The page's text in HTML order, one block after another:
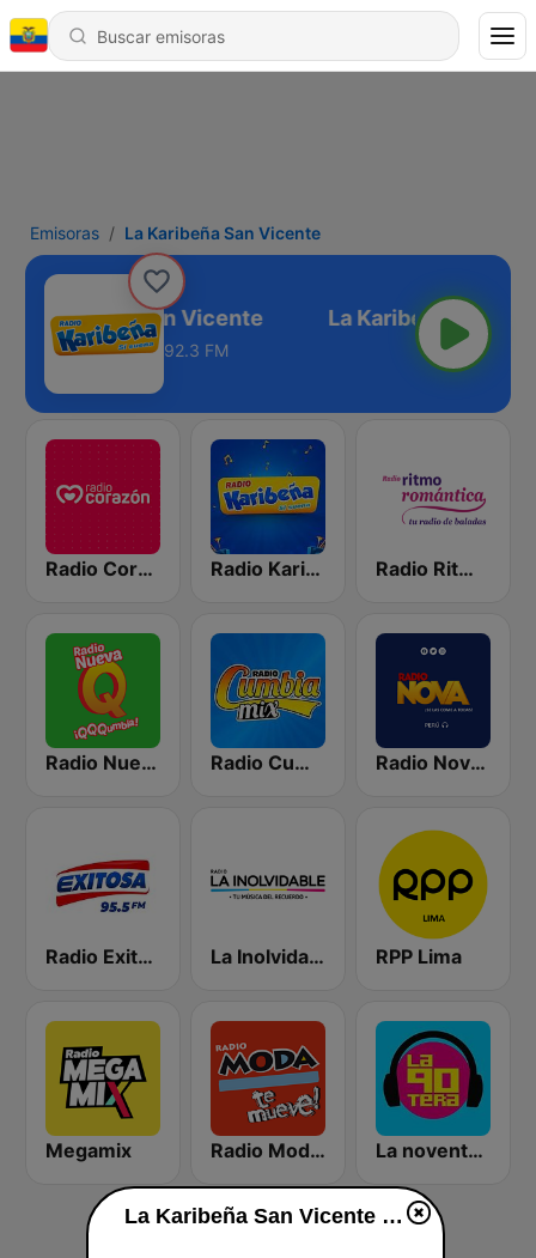
Emisoras La Karibeña San Vicente
La Karibeña San Vicente
92.3 FM
Radio Corazón Radio Karibeña Radio Ritmo Romántica
Radio Nueva Q Radio Cumbia Mix Radio Nova Perú
Radio Exitosa La Inolvidable RPP Lima
Megamix Radio Moda FM 97.3 La noventera
La Karibeña San Vicente en vivo